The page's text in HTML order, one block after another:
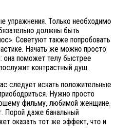
упражнения. Только необходимо
должны быть
Советуют также попробовать
Начать же можно просто
она поможет телу быстрее
контрастный душ.
следует искать положительные
Нужно просто
фильму, любимой женщине.
Порой даже банальный
оказать тот же эффект, что и